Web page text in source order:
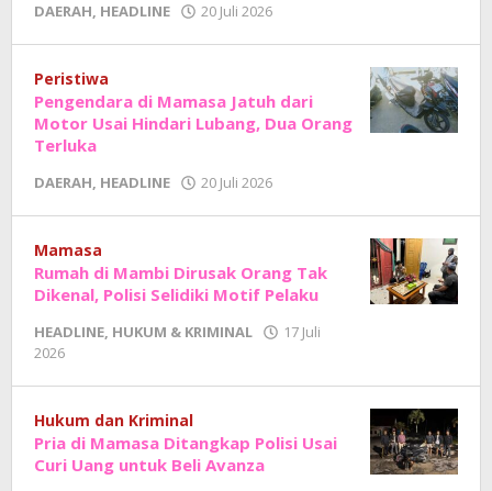
DAERAH, HEADLINE 20 Juli 2026
Junaedi
Peristiwa
Pengendara di Mamasa Jatuh dari
Motor Usai Hindari Lubang, Dua Orang
Terluka
DAERAH, HEADLINE 20 Juli 2026
Junaedi
Mamasa
Rumah di Mambi Dirusak Orang Tak
Dikenal, Polisi Selidiki Motif Pelaku
HEADLINE, HUKUM & KRIMINAL
17 Juli
2026
Junaedi
Sholat
Hukum dan Kriminal
Pria di Mamasa Ditangkap Polisi Usai
Curi Uang untuk Beli Avanza